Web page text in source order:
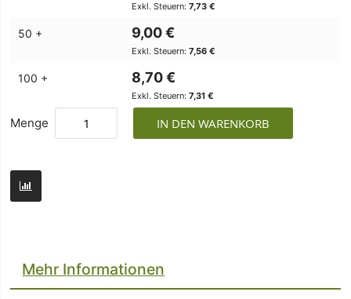
7,73 €
50 + 9,00 €
7,56 €
100 + 8,70 €
7,31 €
Menge IN DEN WARENKORB
Mehr Informationen